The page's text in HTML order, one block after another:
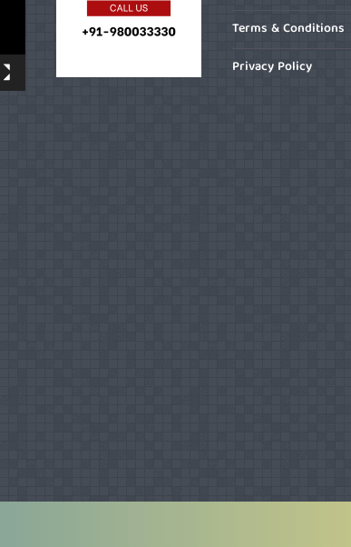
Terms & Conditions
Privacy Policy